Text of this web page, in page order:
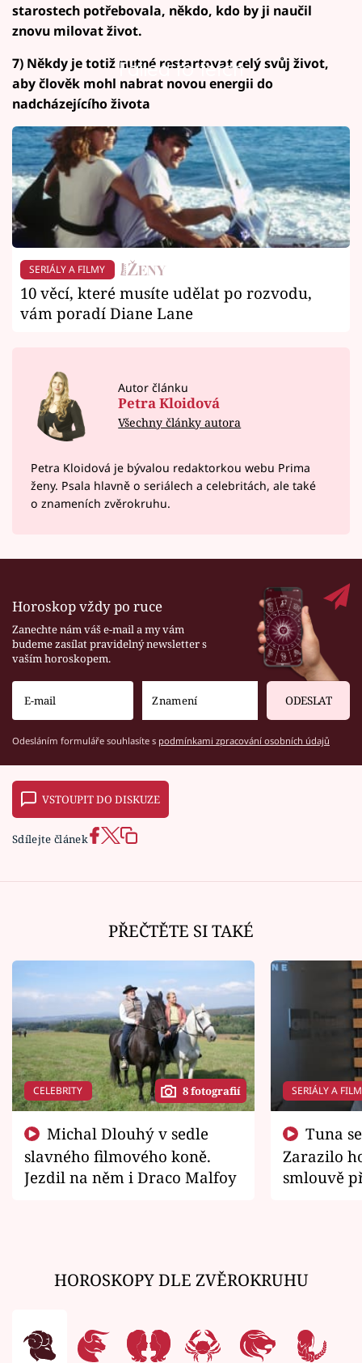
starostech potřebovala, někdo, kdo by ji naučil
znovu milovat život.
Failed to fetch
7) Někdy je totiž nutné restartovat celý svůj život,
aby člověk mohl nabrat novou energii do
nadcházejícího života
SERIÁLY A FILMY
10 věcí, které musíte udělat po rozvodu,
vám poradí Diane Lane
Autor článku
Petra Kloidová
Všechny články autora
Petra Kloidová je bývalou redaktorkou webu Prima
ženy. Psala hlavně o seriálech a celebritách, ale také
o znameních zvěrokruhu.
Horoskop vždy po ruce
Zanechte nám váš e-mail a my vám
budeme zasílat pravidelný newsletter s
vaším horoskopem.
ODESLAT
Odesláním formuláře souhlasíte s podmínkami zpracování osobních údajů
VSTOUPIT DO DISKUZE
Sdílejte článek
PŘEČTĚTE SI TAKÉ
CELEBRITY 8 fotografií
slavného filmového koně.
Jezdil na něm i Draco Malfoy
SERIÁLY A
Zarazilo
smlouvě
HOROSKOPY DLE ZVĚROKRUHU